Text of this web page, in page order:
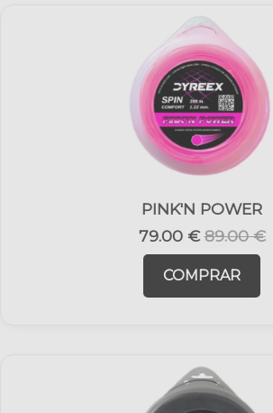
PINK'N POWER
79.00 €89.00 €
COMPRAR